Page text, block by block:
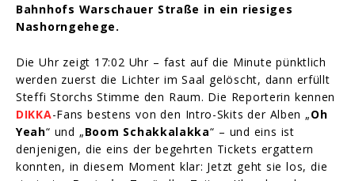
Bahnhofs Warschauer Straße in ein riesiges
Nashorngehege.
Die Uhr zeigt 17:02 Uhr – fast auf die Minute pünktlich
werden zuerst die Lichter im Saal gelöscht, dann erfüllt
Steffi Storchs Stimme den Raum. Die Reporterin kennen
DIKKA-Fans bestens von den Intro-Skits der Alben „Oh
Yeah“ und „Boom Schakkalakka“ – und eins ist
denjenigen, die eins der begehrten Tickets ergattern
konnten, in diesem Moment klar: Jetzt geht sie los, die